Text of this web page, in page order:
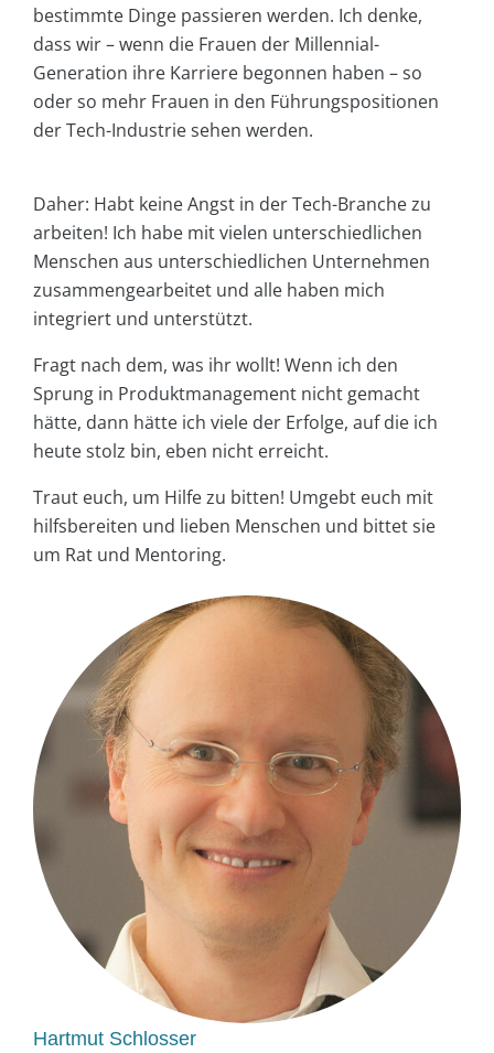
bestimmte Dinge passieren werden. Ich denke,
dass wir – wenn die Frauen der Millennial-
Generation ihre Karriere begonnen haben – so
oder so mehr Frauen in den Führungspositionen
der Tech-Industrie sehen werden.
Daher: Habt keine Angst in der Tech-Branche zu
arbeiten! Ich habe mit vielen unterschiedlichen
Menschen aus unterschiedlichen Unternehmen
zusammengearbeitet und alle haben mich
integriert und unterstützt.
Fragt nach dem, was ihr wollt! Wenn ich den
Sprung in Produktmanagement nicht gemacht
hätte, dann hätte ich viele der Erfolge, auf die ich
heute stolz bin, eben nicht erreicht.
Traut euch, um Hilfe zu bitten! Umgebt euch mit
hilfsbereiten und lieben Menschen und bittet sie
um Rat und Mentoring.
Hartmut Schlosser